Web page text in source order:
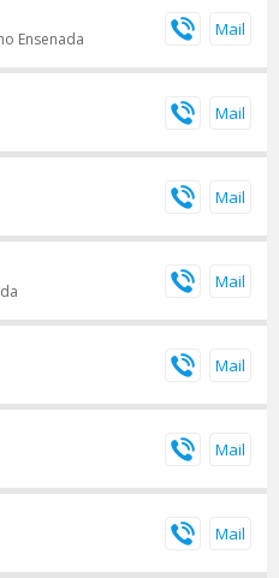
Ensenada